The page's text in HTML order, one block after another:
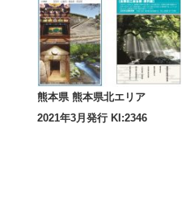
熊本県 熊本県北エリア
2021年3月発行 KI:2346